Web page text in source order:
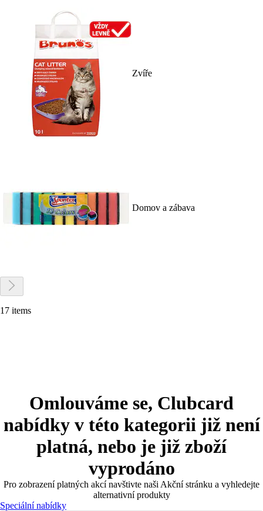
Zvíře
Domov a zábava
17 items
Omlouváme se, Clubcard
nabídky v této kategorii již není
platná, nebo je již zboží
vyprodáno
Pro zobrazení platných akcí navštivte naši Akční stránku a vyhledejte
alternativní produkty
Speciální nabídky